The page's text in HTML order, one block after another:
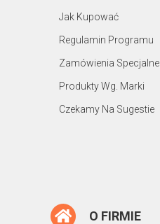
Jak Kupować
Regulamin Programu
Zamówienia Specjalne
Produkty Wg. Marki
Czekamy Na Sugestie
O FIRMIE